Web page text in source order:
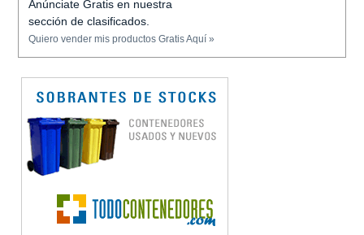
Anúnciate Gratis en nuestra
sección de clasificados.
Quiero vender mis productos Gratis Aquí »